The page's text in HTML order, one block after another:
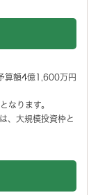
算額4億1,600万円
なります。
、大規模投資枠と